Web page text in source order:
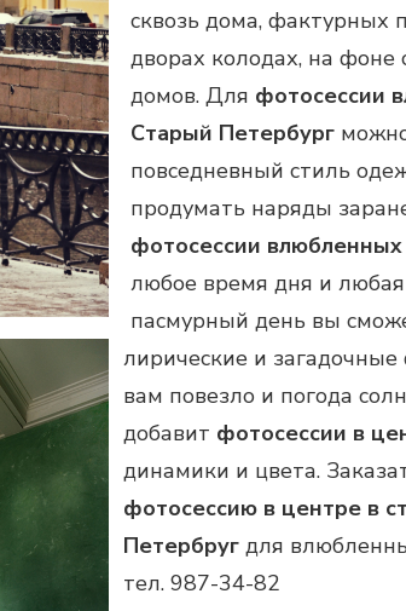
сквозь дома, фактурных
дворах колодах, на фоне
домов. Для фотосессии
Старый Петербург
повседневный стиль
продумать наряды
фотосессии влюбленных
любое время дня и
пасмурный день вы
лирические и загадочные
вам повезло и погода
добавит фотосессии в
динамики и цвета.
фотосессию в центре в
Петербруг для
тел. 987-34-82